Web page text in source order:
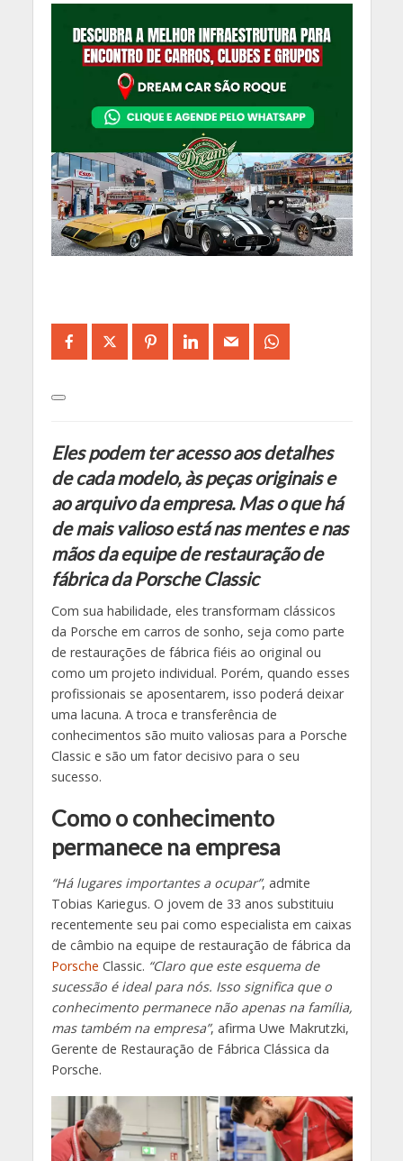
Eles podem ter acesso aos detalhes
de cada modelo, às peças originais e
ao arquivo da empresa. Mas o que há
de mais valioso está nas mentes e nas
mãos da equipe de restauração de
fábrica da Porsche Classic
Com sua habilidade, eles transformam clássicos
da Porsche em carros de sonho, seja como parte
de restaurações de fábrica fiéis ao original ou
como um projeto individual. Porém, quando esses
profissionais se aposentarem, isso poderá deixar
uma lacuna. A troca e transferência de
conhecimentos são muito valiosas para a Porsche
Classic e são um fator decisivo para o seu
sucesso.
Como o conhecimento
permanece na empresa
“Há lugares importantes a ocupar”, admite
Tobias Kariegus. O jovem de 33 anos substituiu
recentemente seu pai como especialista em caixas
de câmbio na equipe de restauração de fábrica da
Porsche Classic. “Claro que este esquema de
sucessão é ideal para nós. Isso significa que o
conhecimento permanece não apenas na família,
mas também na empresa”, afirma Uwe Makrutzki,
Gerente de Restauração de Fábrica Clássica da
Porsche.